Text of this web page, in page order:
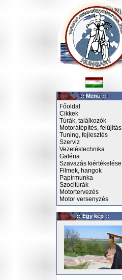
:: Menü ::
Főoldal
Cikkek
Túrák, találkozók
Motorátépítés, felújítás
Tuning, fejlesztés
Szerviz
Vezetéstechnika
Galéria
Szavazás kiértékelése
Filmek, hangok
Papírmunka
Szocitúrák
Motortervezés
Motor versenyzés
:: Egy kép ::